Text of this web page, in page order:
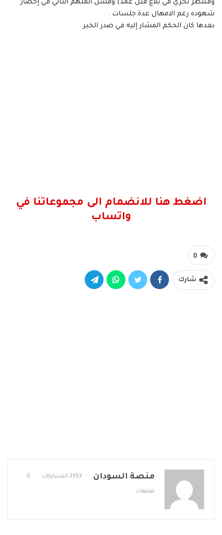
ومنتظر تحري في بلاغ قتل عمد) وفشل المتهم الثاني في إحضار
شهوده رغم الامهال عدة جلسات .
بعدها كان الحكم المشار إليه في صدر الخبر .
اضغط هنا للانضمام الى مجموعاتنا في
واتساب
0
شارك
منصة السودان 2953 المشاركات 0
تعليقات